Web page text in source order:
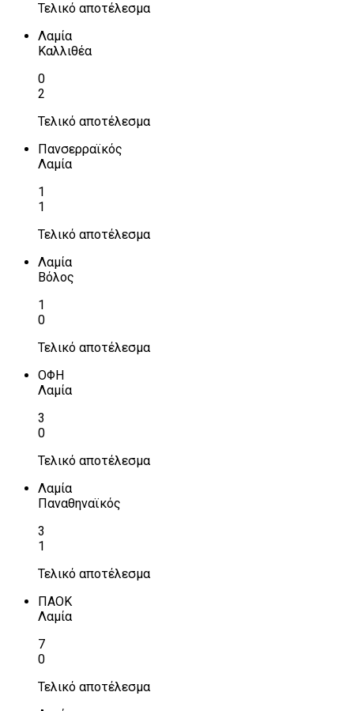
Τελικό αποτέλεσμα
Λαμία
Καλλιθέα
0
2
Τελικό αποτέλεσμα
Πανσερραϊκός
Λαμία
1
1
Τελικό αποτέλεσμα
Λαμία
Βόλος
1
0
Τελικό αποτέλεσμα
ΟΦΗ
Λαμία
3
0
Τελικό αποτέλεσμα
Λαμία
Παναθηναϊκός
3
1
Τελικό αποτέλεσμα
ΠΑΟΚ
Λαμία
7
0
Τελικό αποτέλεσμα